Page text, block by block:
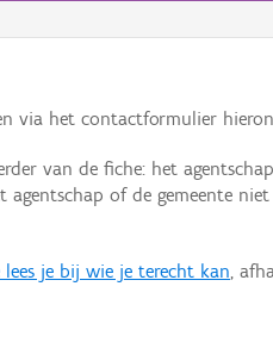
via het contactformulier
van de fiche: het
of de gemeente
je bij wie je terecht kan,